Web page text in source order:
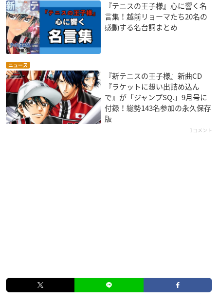
『テニスの王子様』心に響く名
言集！越前リョーマたち20名の
感動する名台詞まとめ
ニュース
『新テニスの王子様』新曲CD
『ラケットに想い出詰め込ん
で』が「ジャンプSQ.」9月号に
付録！総勢143名参加の永久保存
版
1コメント